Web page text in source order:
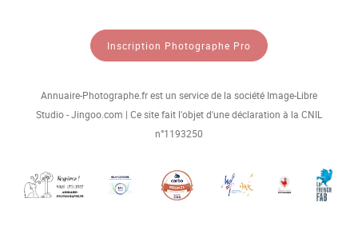
Inscription Photographe Pro
Annuaire-Photographe.fr est un service de la société Image-Libre
Studio - Jingoo.com | Ce site fait l'objet d'une déclaration à la CNIL
n°1193250